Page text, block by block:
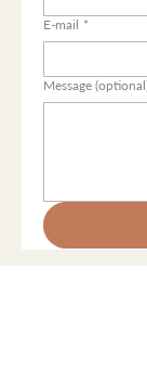
E-mail *
Message